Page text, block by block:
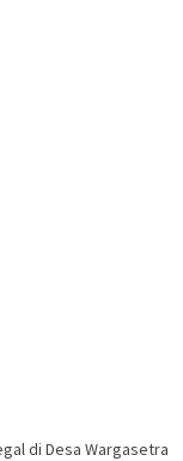
di Desa Wargasetra